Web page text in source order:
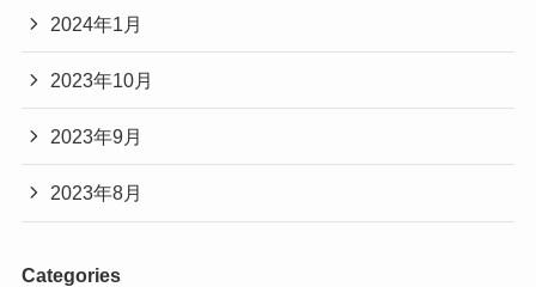
2024年1月
2023年10月
2023年9月
2023年8月
Categories